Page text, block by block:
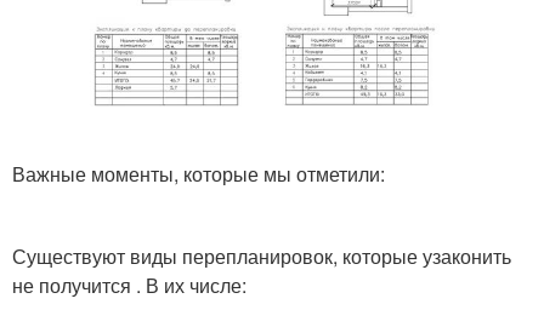
Важные моменты, которые мы отметили:
Существуют виды перепланировок, которые узаконить
не получится . В их числе: